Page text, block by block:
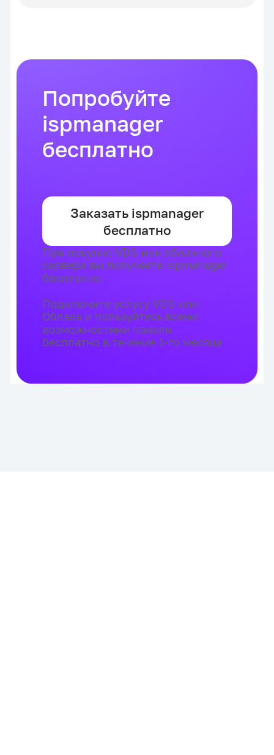
Попробуйте
ispmanager
бесплатно
Заказать ispmanager
бесплатно
При покупке VDS или облачного
сервера вы получаете ispmanager
бесплатно.
Подключите услугу VDS или
Облака и пользуйтесь всеми
возможностями панели
бесплатно в течение 1-го месяца